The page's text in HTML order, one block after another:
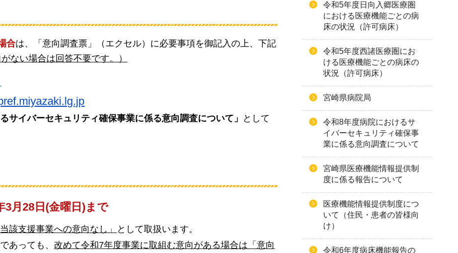
合は、「意向調査票」（エクセル）に必要事項を御記入の上、下記
がない場合は回答不要です。）
サイバーセキュリティ確保事業に係る意向調査について」
として
3月28日(金曜日)まで
該支援事業への意向なし」
として取扱います。
あっても、改めて令和7年度事業に取組む意向がある場合は「意向
令和5年度日向入郷医療圏
における医療機能ごとの病
床の状況（許可病床）
令和5年度西諸医療圏にお
ける医療機能ごとの病床の
状況（許可病床）
宮崎県病院局
令和8年度病院におけるサ
イバーセキュリティ確保事
業に係る意向調査について
宮崎県医療機能情報提供制
度に係る報告について
医療機能情報提供制度につ
いて（住民・患者の皆様向
け）
令和6年度病床機能報告の